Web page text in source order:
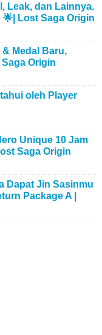
Leak, dan Lainnya.
Lost Saga Origin
Medal Baru,
Origin
oleh Player
Unique 10 Jam
Saga Origin
Dapat Jin Sasinmu
Package A |